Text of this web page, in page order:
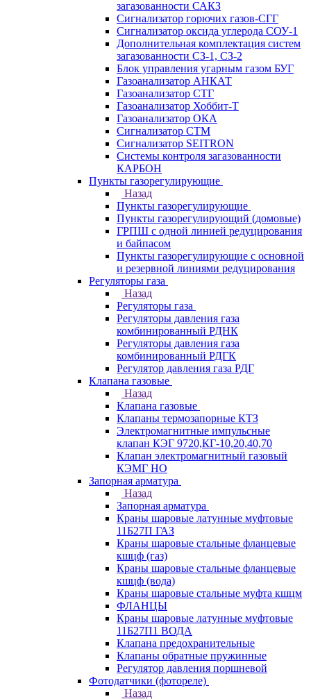
загазованности САКЗ
Сигнализатор горючих газов-СГГ
Сигнализатор оксида углерода СОУ-1
Дополнительная комплектация систем
загазованности СЗ-1, СЗ-2
Блок управления угарным газом БУГ
Газоанализатор АНКАТ
Газоанализатор СТГ
Газоанализатор Хоббит-Т
Газоанализатор ОКА
Сигнализатор СТМ
Сигнализатор SEITRON
Системы контроля загазованности
КАРБОН
Пункты газорегулирующие
Назад
Пункты газорегулирующие
Пункты газорегулирующий (домовые)
ГРПШ с одной линией редуцирования
и байпасом
Пункты газорегулирующие с основной
и резервной линиями редуцирования
Регуляторы газа
Назад
Регуляторы газа
Регуляторы давления газа
комбинированный РДНК
Регуляторы давления газа
комбинированный РДГК
Регулятор давления газа РДГ
Клапана газовые
Назад
Клапана газовые
Клапаны термозапорные КТЗ
Электромагнитные импульсные
клапан КЭГ 9720,КГ-10,20,40,70
Клапан электромагнитный газовый
КЭМГ НО
Запорная арматура
Назад
Запорная арматура
Краны шаровые латунные муфтовые
11Б27П ГАЗ
Краны шаровые стальные фланцевые
кшцф (газ)
Краны шаровые стальные фланцевые
кшцф (вода)
Краны шаровые стальные муфта кшцм
ФЛАНЦЫ
Краны шаровые латунные муфтовые
11Б27П1 ВОДА
Клапана предохранительные
Клапаны обратные пружинные
Регулятор давления поршневой
Фотодатчики (фотореле)
Назад